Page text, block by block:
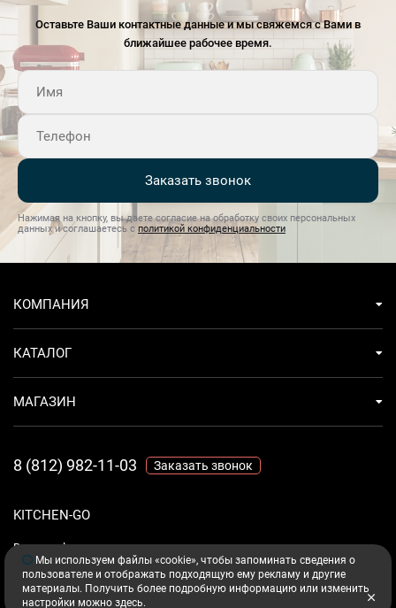
Оставьте Ваши контактные данные и мы свяжемся с Вами в
ближайшее рабочее время.
Заказать звонок
Нажимая на кнопку, вы даете согласие на обработку своих персональных
данных и соглашаетесь с политикой конфиденциальности
KITCHEN-GO
Ваш комфорт - дело техники.
КОМПАНИЯ
КАТАЛОГ
МАГАЗИН
8 (812) 982-11-03 Заказать звонок
Мы используем файлы «cookie», чтобы запоминать сведения о
пользователе и отображать подходящую ему рекламу и другие
материалы. Получить более подробную информацию или изменить
настройки можно здесь.